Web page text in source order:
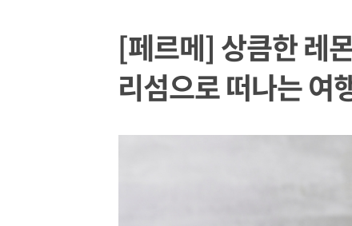
[페르메] 상큼한 레
리섬으로 떠나는 여